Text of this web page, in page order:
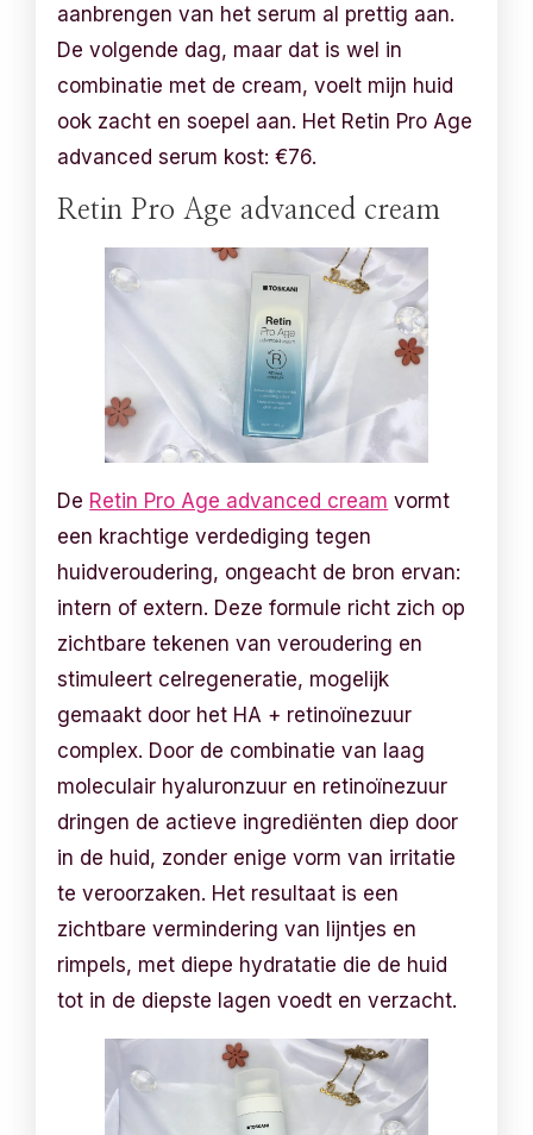
aanbrengen van het serum al prettig aan.
De volgende dag, maar dat is wel in
combinatie met de cream, voelt mijn huid
ook zacht en soepel aan. Het Retin Pro Age
advanced serum kost: €76.
Retin Pro Age advanced cream
De Retin Pro Age advanced cream vormt
een krachtige verdediging tegen
huidveroudering, ongeacht de bron ervan:
intern of extern. Deze formule richt zich op
zichtbare tekenen van veroudering en
stimuleert celregeneratie, mogelijk
gemaakt door het HA + retinoïnezuur
complex. Door de combinatie van laag
moleculair hyaluronzuur en retinoïnezuur
dringen de actieve ingrediënten diep door
in de huid, zonder enige vorm van irritatie
te veroorzaken. Het resultaat is een
zichtbare vermindering van lijntjes en
rimpels, met diepe hydratatie die de huid
tot in de diepste lagen voedt en verzacht.